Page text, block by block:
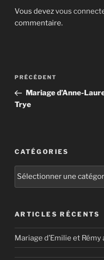
Vous devezvous
commentaire.
Navigation
l’article
Article
précédent
PRÉCÉDENT
Mariage d’Anne-
Trye
CATÉGORIES
Catégories
ARTICLES RÉCENTS
Mariage d’Emilie et